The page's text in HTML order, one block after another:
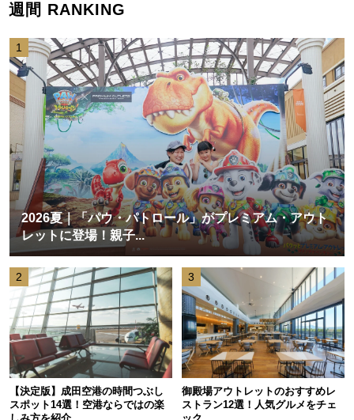
週間 RANKING
1
2026夏｜「パウ・パトロール」がプレミアム・アウト
レットに登場！親子...
2
【決定版】成田空港の時間つぶし
スポット14選！空港ならではの楽
3
御殿場アウトレットのおすすめレ
ストラン12選！人気グルメをチェ